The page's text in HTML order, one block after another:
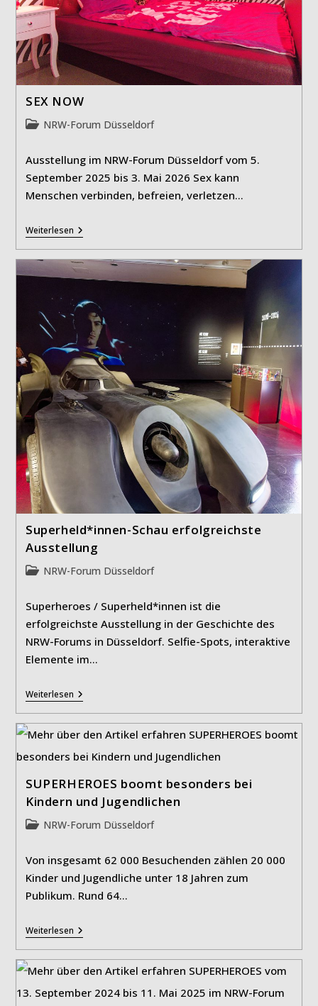
SEX NOW
Beitrags-
NRW-Forum Düsseldorf
Ausstellung im NRW-Forum Düsseldorf vom 5.
September 2025 bis 3. Mai 2026 Sex kann
Menschen verbinden, befreien, verletzen…
WeiterlesenSEX
NOW
Superheld*innen-Schau erfolgreichste
Ausstellung
Beitrags-
NRW-Forum Düsseldorf
Superheroes / Superheld*innen ist die
erfolgreichste Ausstellung in der Geschichte des
NRW-Forums in Düsseldorf. Selfie-Spots, interaktive
Elemente im…
WeiterlesenSuperheld*innen-
Schau
Erfolgreichste
Ausstellung
SUPERHEROES boomt besonders bei
Kindern und Jugendlichen
Beitrags-
NRW-Forum Düsseldorf
Von insgesamt 62 000 Besuchenden zählen 20 000
Kinder und Jugendliche unter 18 Jahren zum
Publikum. Rund 64…
WeiterlesenSUPERHEROES
Boomt
Besonders
Bei
Kindern
Und
Jugendlichen